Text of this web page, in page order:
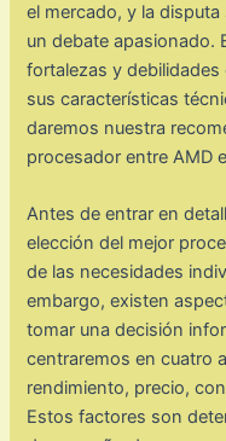
el mercado, y la
un debate apasionado.
fortalezas y
sus características
daremos nuestra
procesador entre AMD
Antes de entrar en
elección del mejor
de las necesidades
embargo, existen
tomar una decisión
centraremos en cuatro
rendimiento, precio,
Estos factores son